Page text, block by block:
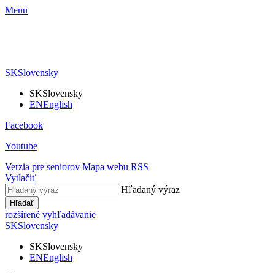
Menu
SKSlovensky
SKSlovensky
ENEnglish
Facebook
Youtube
Verzia pre seniorov Mapa webu RSS
Vytlačiť
Hľadaný výraz
Hľadať
rozšírené vyhľadávanie
SKSlovensky
SKSlovensky
ENEnglish